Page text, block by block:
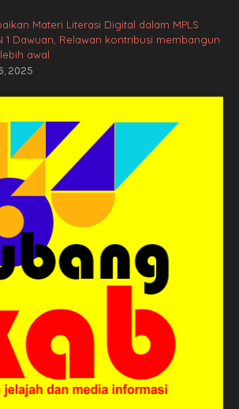
Materi Literasi Digital dalam MPLS
1 Dawuan, Relawan kontribusi membangun
awal
2025